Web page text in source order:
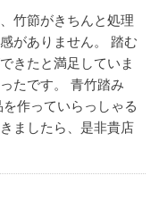
竹節がきちんと処理
がありません。
踏む
きたと満足していま
たです。
青竹踏み
作っていらっしゃる
ましたら、是非貴店